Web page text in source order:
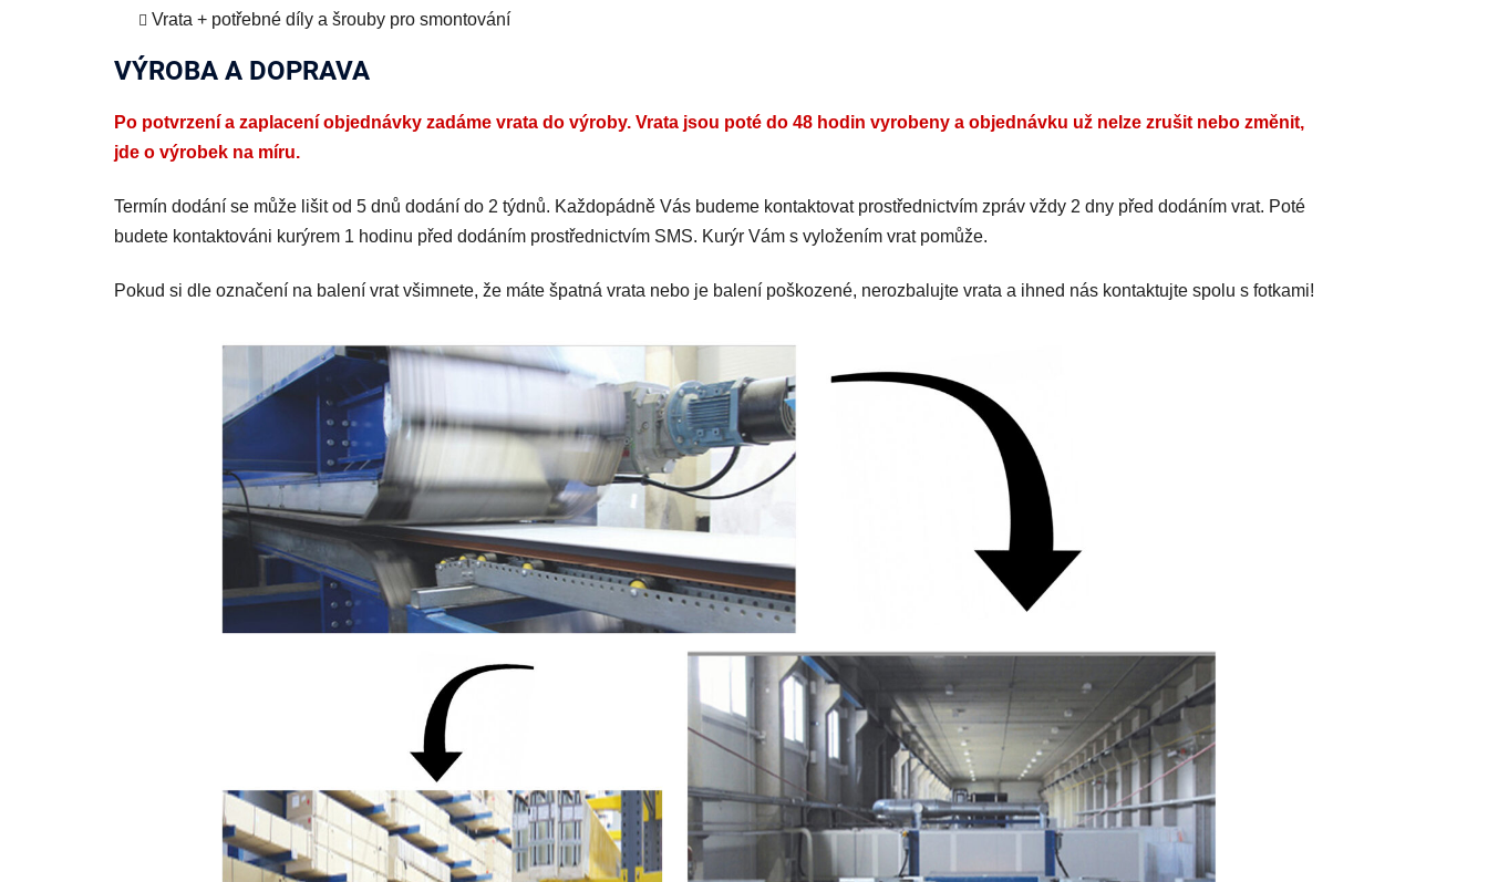
Vrata + potřebné díly a šrouby pro smontování
VÝROBA A DOPRAVA
Po potvrzení a zaplacení objednávky zadáme vrata do výroby. Vrata jsou poté do 48 hodin vyrobeny a objednávku už nelze zrušit nebo změnit,
jde o výrobek na míru.
Termín dodání se může lišit od 5 dnů dodání do 2 týdnů. Každopádně Vás budeme kontaktovat prostřednictvím zpráv vždy 2 dny před dodáním vrat. Poté
budete kontaktováni kurýrem 1 hodinu před dodáním prostřednictvím SMS. Kurýr Vám s vyložením vrat pomůže.
Pokud si dle označení na balení vrat všimnete, že máte špatná vrata nebo je balení poškozené, nerozbalujte vrata a ihned nás kontaktujte spolu s fotkami!